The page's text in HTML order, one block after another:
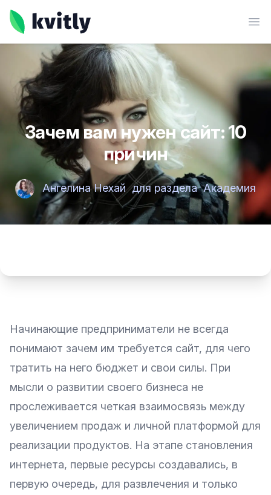
kvitly
Зачем вам нужен сайт: 10
причин
Ангелина Нехайдля раздела Академия
Начинающие предприниматели не всегда
понимают зачем им требуется сайт, для чего
тратить на него бюджет и свои силы. При
мысли о развитии своего бизнеса не
прослеживается четкая взаимосвязь между
увеличением продаж и личной платформой для
реализации продуктов. На этапе становления
интернета, первые ресурсы создавались, в
первую очередь, для развлечения и только